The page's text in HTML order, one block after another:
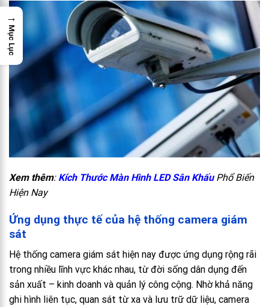
Xem thêm: Kích Thước Màn Hình LED Sân KhấuPhổ Biến
Hiện Nay
Ứng dụng thực tế của hệ thống camera giám
sát
Hệ thống camera giám sát hiện nay được ứng dụng rộng rãi
trong nhiều lĩnh vực khác nhau, từ đời sống dân dụng đến
sản xuất – kinh doanh và quản lý công cộng. Nhờ khả năng
ghi hình liên tục, quan sát từ xa và lưu trữ dữ liệu, camera
→
Mục Lục